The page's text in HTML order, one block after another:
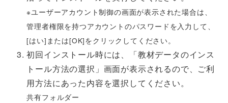
※ユーザーアカウント制御の画面が表示された場合は、
管理者権限を持つアカウントのパスワードを入力して、
[はい]または[OK]をクリックしてください。
初回インストール時には、「教材データのインス
トール方法の選択」画面が表示されるので、ご利
用方法にあった内容を選択してください。
共有フォルダー